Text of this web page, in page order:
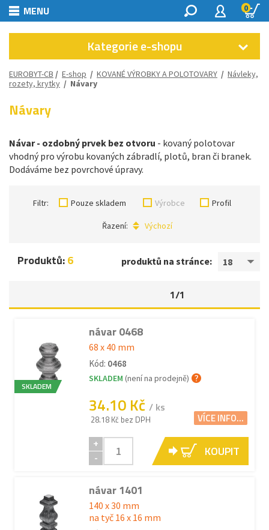
MENU 0
Kategorie e-shopu
EUROBYT-CB / E-shop / KOVANÉ VÝROBKY A POLOTOVARY / Návleky,
rozety, krytky / Návary
Návary
Návar - ozdobný prvek bez otvoru - kovaný polotovar
vhodný pro výrobu kovaných zábradlí, plotů, bran či branek.
Dodáváme bez povrchové úpravy.
Filtr: Pouze skladem Výrobce Profil
Řazení: Výchozí
produktů na stránce: 18
Produktů:6
1/1
SKLADEM
návar 0468
68 x 40 mm
Kód: 0468
SKLADEM (není na prodejně)
34.10 Kč / ks
28.18 Kč bez DPH VÍCE INFO...
+
-
KOUPIT
návar 1401
140 x 30 mm
na tyč 16 x 16 mm